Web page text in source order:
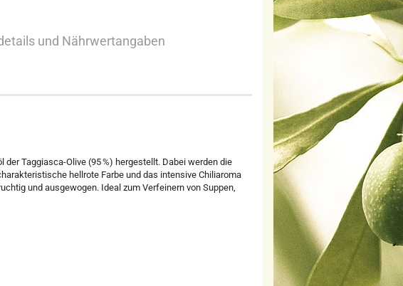
und Nährwertangaben
Taggiasca-Olive (95 %) hergestellt. Dabei werden die
hellrote Farbe und das intensive Chiliaroma
und ausgewogen. Ideal zum Verfeinern von Suppen,